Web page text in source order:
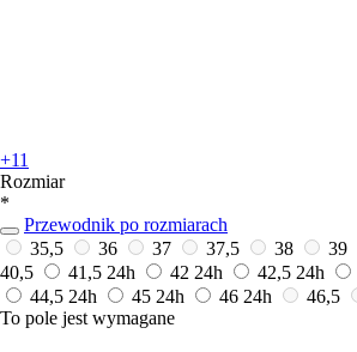
+11
Rozmiar
*
Przewodnik po rozmiarach
35,5
36 37 37,5 38 39
40,5
41,5 24h 42 24h 42,5 24h
44,5 24h 45 24h 46 24h 46,5
To pole jest wymagane